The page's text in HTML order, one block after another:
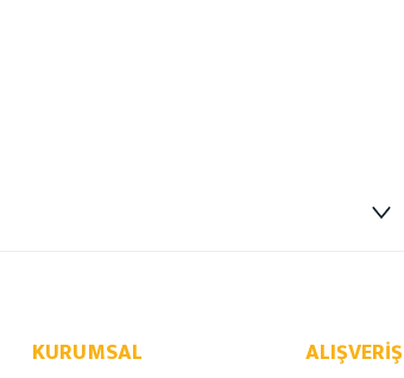
KURUMSAL ALIŞVERIŞ